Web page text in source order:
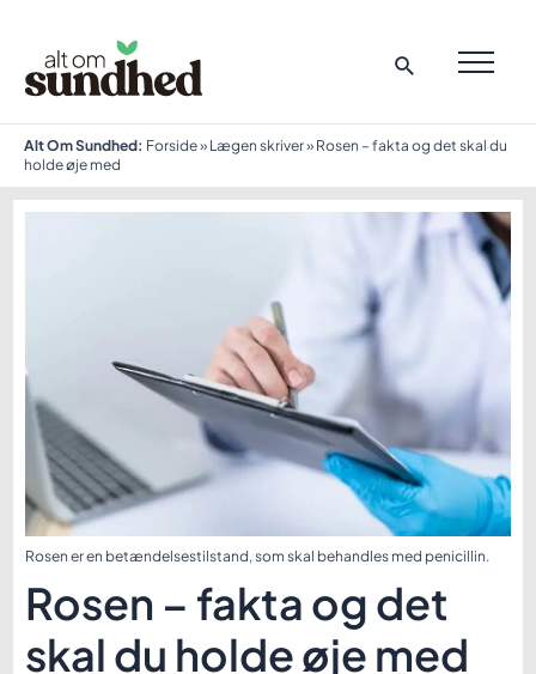
indholdet
Alt Om Sundhed: Forside» Lægen skriver» Rosen – fakta og det skal du
holde øje med
Rosen er en betændelsestilstand, som skal behandles med penicillin.
Rosen – fakta og det
skal du holde øje med